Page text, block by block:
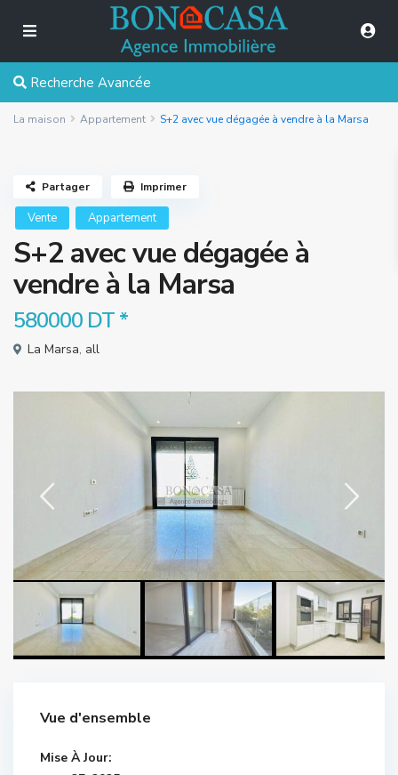
Recherche Avancée
La maison Appartement S+2 avec vue dégagée à vendre à la Marsa
Vente Appartement
S+2 avec vue dégagée à
vendre à la Marsa
580000 DT*
La Marsa, all
Partager Imprimer
Vue d'ensemble
Mise À Jour: